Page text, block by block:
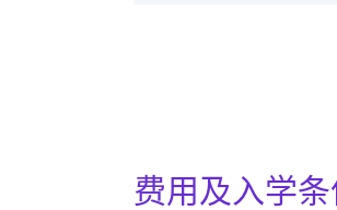
费用及入学条